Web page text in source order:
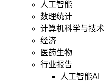
人工智能
数理统计
计算机科学与技术
经济
医药生物
行业报告
人工智能AI